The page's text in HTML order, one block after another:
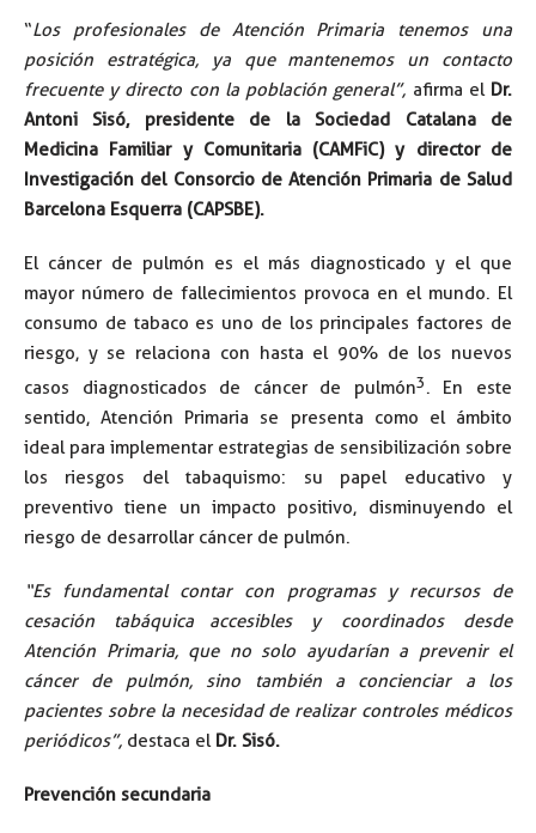
“Los profesionales de Atención Primaria tenemos una
posición estratégica, ya que mantenemos un contacto
frecuente y directo con la población general”, afirma el Dr.
Antoni Sisó, presidente de la Sociedad Catalana de
Medicina Familiar y Comunitaria (CAMFiC) y director de
Investigación del Consorcio de Atención Primaria de Salud
Barcelona Esquerra (CAPSBE).
El cáncer de pulmón es el más diagnosticado y el que
mayor número de fallecimientos provoca en el mundo. El
consumo de tabaco es uno de los principales factores de
riesgo, y se relaciona con hasta el 90% de los nuevos
casos diagnosticados de cáncer de pulmón3 . En este
sentido, Atención Primaria se presenta como el ámbito
ideal para implementar estrategias de sensibilización sobre
los riesgos del tabaquismo: su papel educativo y
preventivo tiene un impacto positivo, disminuyendo el
riesgo de desarrollar cáncer de pulmón.
“Es fundamental contar con programas y recursos de
cesación tabáquica accesibles y coordinados desde
Atención Primaria, que no solo ayudarían a prevenir el
cáncer de pulmón, sino también a concienciar a los
pacientes sobre la necesidad de realizar controles médicos
periódicos”, destaca el Dr. Sisó.
Prevención secundaria